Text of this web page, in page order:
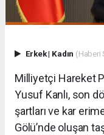
Erkek| Kadın (Haberi
Milliyetçi Hareket
Yusuf Kanlı, son
şartları ve kar
Gölü’nde oluşan